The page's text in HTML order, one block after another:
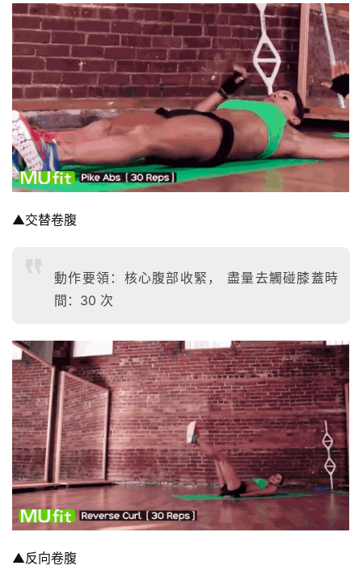
劃
有
氧
運
動
訓
練
得
增
肌
計
劃
瑜
伽
健
身
▲交替卷腹
動作要領：核心腹部收緊， 盡量去觸碰膝蓋時
間：30 次
▲反向卷腹